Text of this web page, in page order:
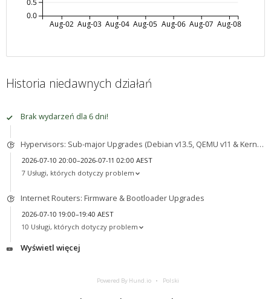
Aug-02 Aug-03 Aug-04 Aug-05 Aug-06 Aug-07 Aug-08
0.0
0.5
Historia niedawnych działań
Brak wydarzeń dla 6 dni!
Hypervisors: Sub-major Upgrades (Debian v13.5, QEMU v11 & Kernel v7)
2026-07-10 20:00–2026-07-11 02:00 AEST
7 Usługi, których dotyczy problem
Internet Routers: Firmware & Bootloader Upgrades
2026-07-10 19:00–19:40 AEST
10 Usługi, których dotyczy problem
Wyświetl więcej
Powered By Hund.io Polski